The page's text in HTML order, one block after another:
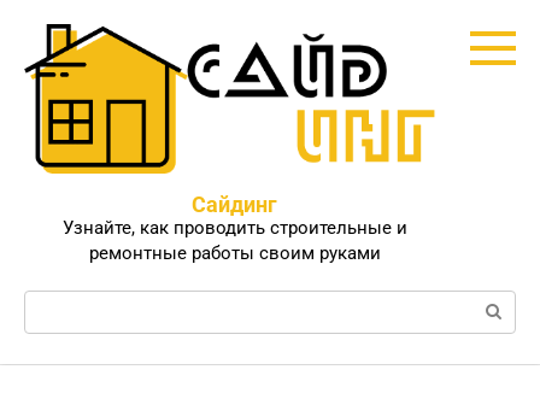
контенту
Сайдинг
Узнайте, как проводить строительные и
ремонтные работы своим руками
Поиск: